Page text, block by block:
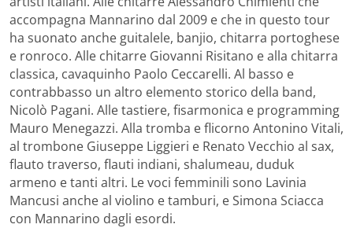
accompagna Mannarino dal 2009 e che in questo tour
ha suonato anche guitalele, banjio, chitarra portoghese
e ronroco. Alle chitarre Giovanni Risitano e alla chitarra
classica, cavaquinho Paolo Ceccarelli. Al basso e
contrabbasso un altro elemento storico della band,
Nicolò Pagani. Alle tastiere, fisarmonica e programming
Mauro Menegazzi. Alla tromba e flicorno Antonino Vitali,
al trombone Giuseppe Liggieri e Renato Vecchio al sax,
flauto traverso, flauti indiani, shalumeau, duduk
armeno e tanti altri. Le voci femminili sono Lavinia
Mancusi anche al violino e tamburi, e Simona Sciacca
con Mannarino dagli esordi.